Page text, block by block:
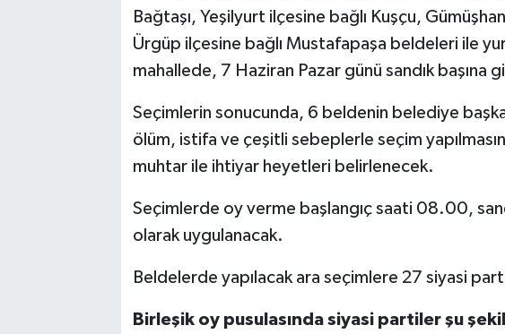
Bağtaşı, Yeşilyurt ilçesine bağlı Kuşçu,
Ürgüp ilçesine bağlı Mustafapaşa beldeleri ile
mahallede, 7 Haziran Pazar günü sandık başına
Seçimlerin sonucunda, 6 beldenin belediye
ölüm, istifa ve çeşitli sebeplerle seçim
muhtar ile ihtiyar heyetleri belirlenecek.
Seçimlerde oy verme başlangıç saati 08.00,
olarak uygulanacak.
Beldelerde yapılacak ara seçimlere 27 siyasi
Birleşik oy pusulasında siyasi partiler şu